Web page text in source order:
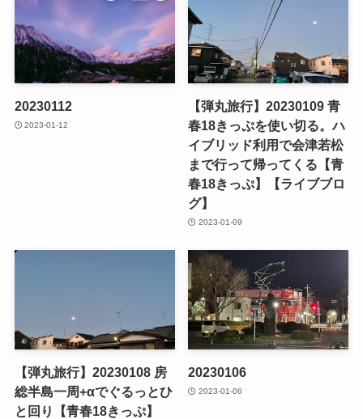
20230112
2023-01-12
【弾丸旅行】20230109 青
春18きっぷを使い切る。ハ
イブリッド利用で会津若松
まで行って帰ってくる【青
春18きっぷ】【ライブブロ
グ】
2023-01-09
【弾丸旅行】20230108 房
総半島一周+αでぐるっとひ
と回り【青春18きっぷ】
20230106
2023-01-06